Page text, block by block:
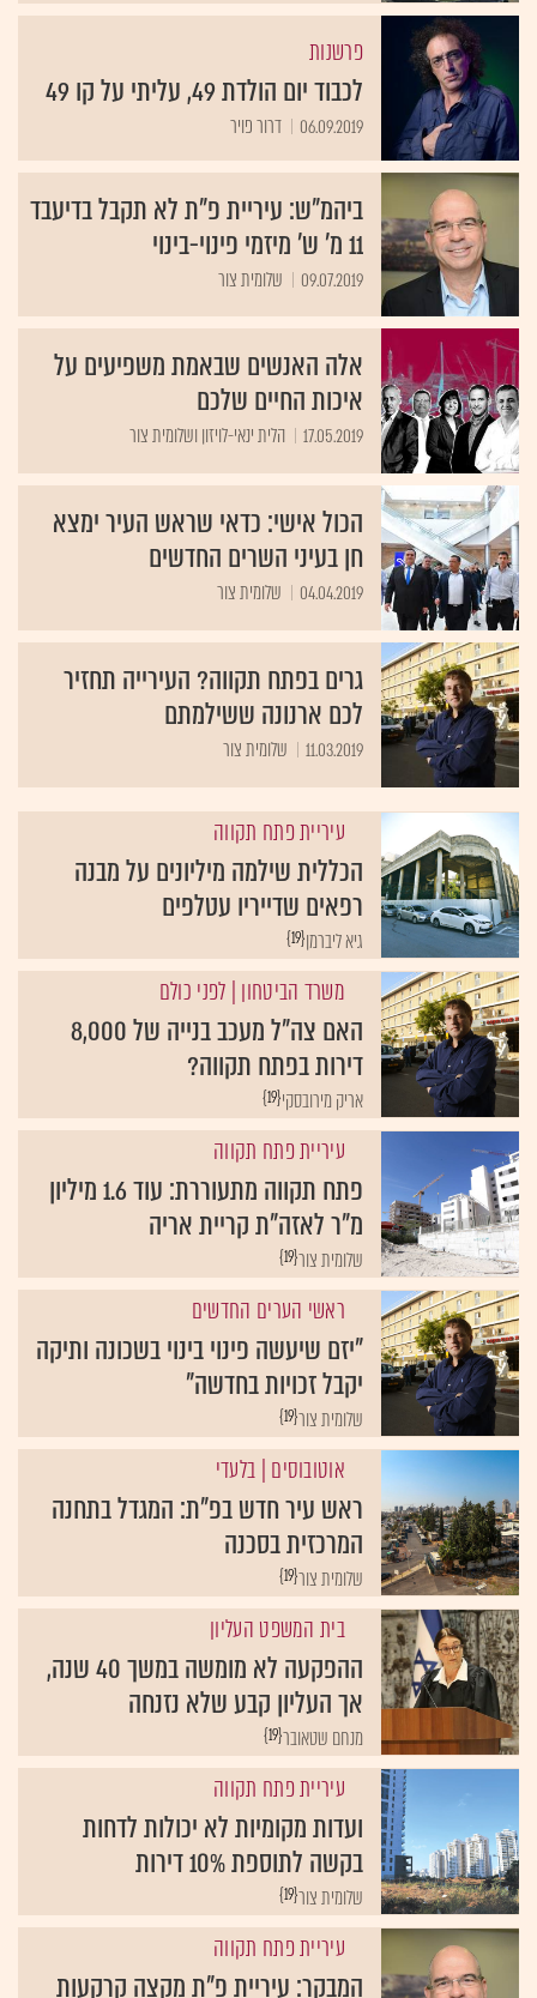
פרשנות
לכבוד יום הולדת 49, עליתי על קו 49
06.09.2019 דרור פויר
ביהמ"ש: עיריית פ"ת לא תקבל בדיעבד
11 מ' ש' מיזמי פינוי-בינוי
09.07.2019 שלומית צור
אלה האנשים שבאמת משפיעים על
איכות החיים שלכם
17.05.2019 הלית ינאי-לויזון ושלומית צור
הכול אישי: כדאי שראש העיר ימצא
חן בעיני השרים החדשים
04.04.2019 שלומית צור
גרים בפתח תקווה? העירייה תחזיר
לכם ארנונה ששילמתם
11.03.2019 שלומית צור
עיריית פתח תקווה
הכללית שילמה מיליונים על מבנה
רפאים שדייריו עטלפים
{19}גיא ליברמן
משרד הביטחון | לפני כולם
האם צה"ל מעכב בנייה של 8,000
דירות בפתח תקווה?
{19}אריק מירובסקי
עיריית פתח תקווה
פתח תקווה מתעוררת: עוד 1.6 מיליון
מ"ר לאזה"ת קריית אריה
{19}שלומית צור
ראשי הערים החדשים
"יזם שיעשה פינוי בינוי בשכונה ותיקה
יקבל זכויות בחדשה"
{19}שלומית צור
אוטובוסים | בלעדי
ראש עיר חדש בפ"ת: המגדל בתחנה
המרכזית בסכנה
{19}שלומית צור
בית המשפט העליון
ההפקעה לא מומשה במשך 40 שנה,
אך העליון קבע שלא נזנחה
{19}מנחם שטאובר
עיריית פתח תקווה
ועדות מקומיות לא יכולות לדחות
בקשה לתוספת 10% דירות
{19}שלומית צור
עיריית פתח תקווה
המבקר: עיריית פ"ת מקצה קרקעות